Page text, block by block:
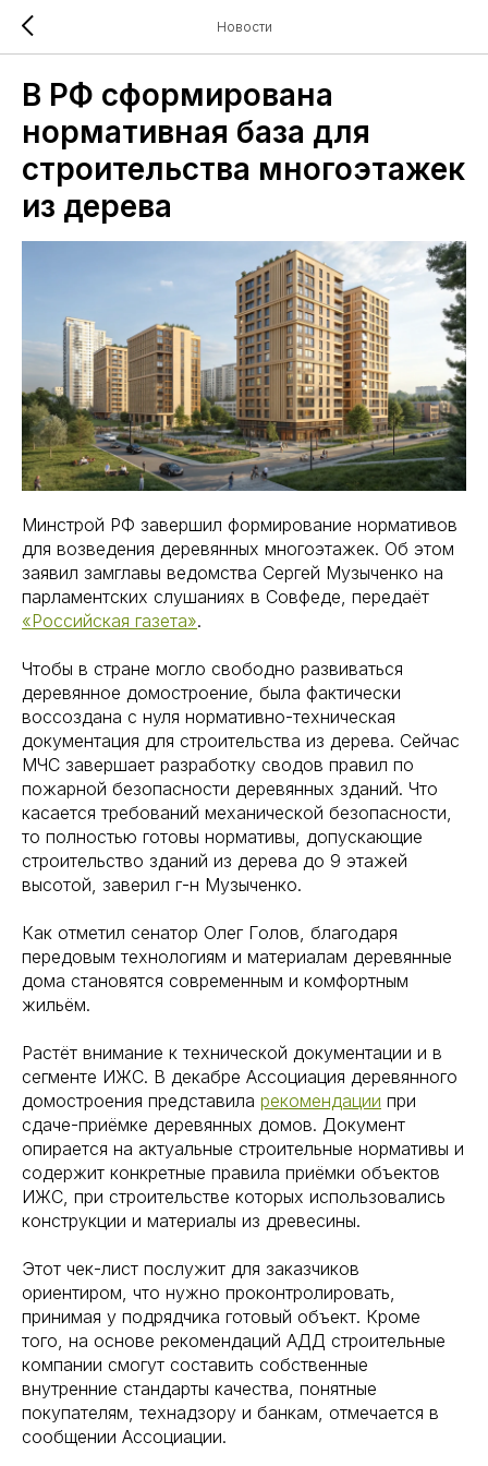
Новости
В РФ сформирована
нормативная база для
строительства многоэтажек
из дерева
Минстрой РФ завершил формирование нормативов
для возведения деревянных многоэтажек. Об этом
заявил замглавы ведомства Сергей Музыченко на
парламентских слушаниях в Совфеде, передаёт
«Российская газета».
Чтобы в стране могло свободно развиваться
деревянное домостроение, была фактически
воссоздана с нуля нормативно-техническая
документация для строительства из дерева. Сейчас
МЧС завершает разработку сводов правил по
пожарной безопасности деревянных зданий. Что
касается требований механической безопасности,
то полностью готовы нормативы, допускающие
строительство зданий из дерева до 9 этажей
высотой, заверил г-н Музыченко.
Как отметил сенатор Олег Голов, благодаря
передовым технологиям и материалам деревянные
дома становятся современным и комфортным
жильём.
Растёт внимание к технической документации и в
сегменте ИЖС. В декабре Ассоциация деревянного
домостроения представила рекомендации при
сдаче-приёмке деревянных домов. Документ
опирается на актуальные строительные нормативы и
содержит конкретные правила приёмки объектов
ИЖС, при строительстве которых использовались
конструкции и материалы из древесины.
Этот чек-лист послужит для заказчиков
ориентиром, что нужно проконтролировать,
принимая у подрядчика готовый объект. Кроме
того, на основе рекомендаций АДД строительные
компании смогут составить собственные
внутренние стандарты качества, понятные
покупателям, технадзору и банкам, отмечается в
сообщении Ассоциации.